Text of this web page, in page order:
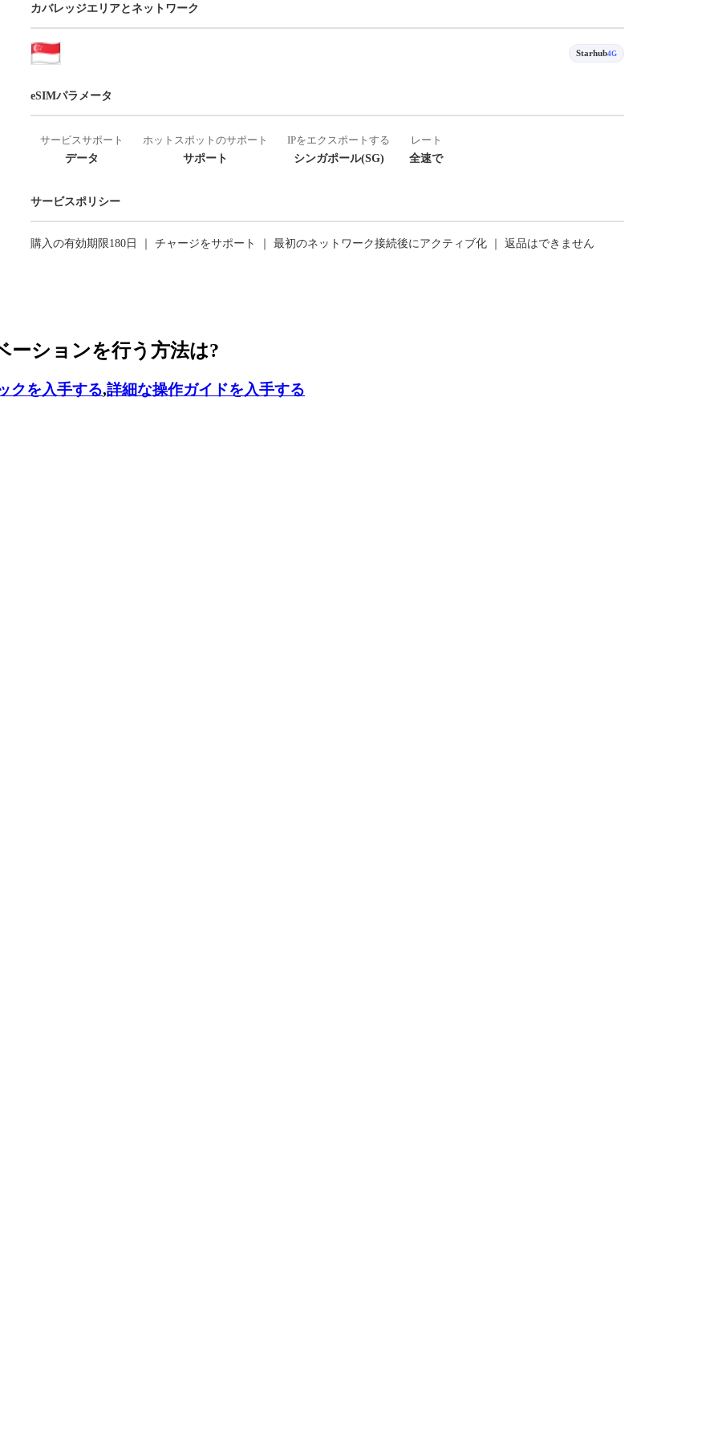
カバレッジエリアとネットワーク
Starhub4G
eSIMパラメータ
サービスサポート
データ
ホットスポットのサポート
サポート
IPをエクスポートする
シンガポール(SG)
レート
全速で
サービスポリシー
購入の有効期限180日 ｜ チャージをサポート ｜ 最初のネットワーク接続後にアクティブ化 ｜ 返品はできません
ーションを行う方法は?
クを入手する,詳細な操作ガイドを入手する